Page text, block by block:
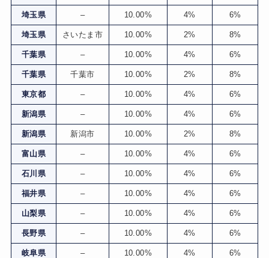
埼玉県 – 10.00% 4% 6%
埼玉県 さいたま市 10.00% 2% 8%
千葉県 – 10.00% 4% 6%
千葉県 千葉市 10.00% 2% 8%
東京都 – 10.00% 4% 6%
新潟県 – 10.00% 4% 6%
新潟県 新潟市 10.00% 2% 8%
富山県 – 10.00% 4% 6%
石川県 – 10.00% 4% 6%
福井県 – 10.00% 4% 6%
山梨県 – 10.00% 4% 6%
長野県 – 10.00% 4% 6%
岐阜県 – 10.00% 4% 6%